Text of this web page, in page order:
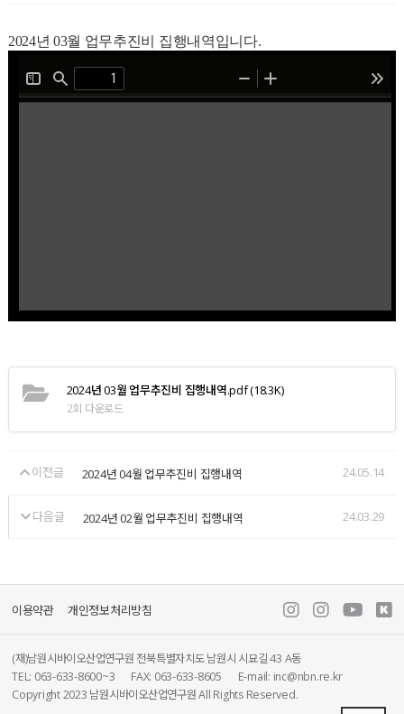
2024년 03월 업무추진비 집행내역입니다.
2024년 03월 업무추진비 집행내역.pdf(18.3K)
2회 다운로드
이전글 2024년 04월 업무추진비 집행내역 24.05.14
다음글 2024년 02월 업무추진비 집행내역 24.03.29
이용약관 개인정보처리방침
(재)남원시바이오산업연구원 전북특별자치도 남원시 시묘길 43 A동
TEL: 063-633-8600~3
FAX: 063-633-8605
E-mail: inc@nbn.re.kr
Copyright 2023 남원시바이오산업연구원 All Rights Reserved.